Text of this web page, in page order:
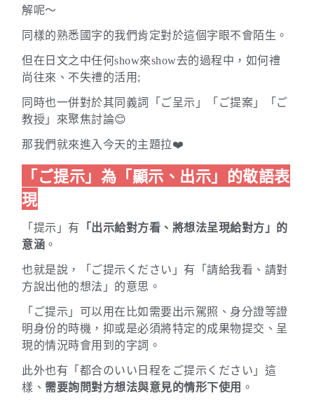
解呢～
同樣的熟悉國字的我們肯定對於這個字眼不會陌生。
但在日文之中任何show來show去的過程中，如何禮
尚往來、不失禮的活用;
同時也一併對於其同義詞「ご呈示」「ご提案」「ご
教授」來聚焦討論😊
那我們就來進入今天的主題拉❤️
「ご提示」為「顯示、出示」的敬語表
現
「提示」有 「出示給對方看、將想法呈現給對方」的
意涵 。
也就是說，「ご提示ください」有「請給我看、請對
方說出他的想法」的意思。
「ご提示」可以用在比如需要出示駕照、身分證等證
明身份的時機，抑或是必須將特定的成果物提交、呈
現的情況時會用到的字詞。
此外也有「都合のいい日程をご提示ください」這
樣、 需要詢問對方想法與意見的情形下使用 。